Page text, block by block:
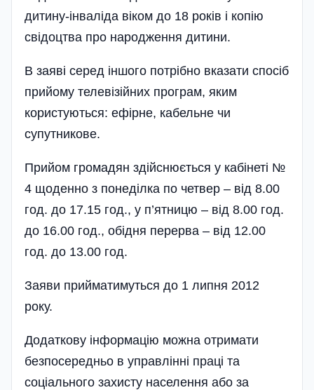
дитину-інваліда віком до 18 років і копію
свідоцтва про народження дитини.
В заяві серед іншого потрібно вказати спосіб
прийому телевізійних програм, яким
користуються: ефірне, кабельне чи
супутникове.
Прийом громадян здійсню­ється у кабінеті №
4 щоденно з понеділка по четвер – від 8.00
год. до 17.15 год., у п’ятницю – від 8.00 год.
до 16.00 год., обідня перерва – від 12.00
год. до 13.00 год.
Заяви прийматимуться до 1 липня 2012
року.
Додаткову інформацію можна отримати
безпосередньо в управлінні праці та
соціального захисту населення або за